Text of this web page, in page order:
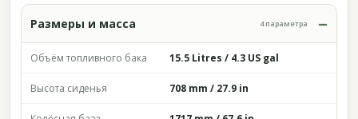
Размеры и масса 4 параметра
Объём топливного бака 15.5 Litres / 4.3 US gal
Высота сиденья 708 mm / 27.9 in